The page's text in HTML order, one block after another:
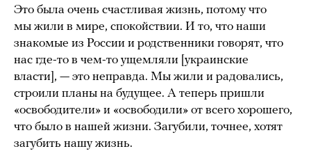
Это была очень счастливая жизнь, потому что
мы жили в мире, спокойствии. И то, что наши
знакомые из России и родственники говорят, что
нас где-то в чем-то ущемляли [украинские
власти], — это неправда. Мы жили и радовались,
строили планы на будущее. А теперь пришли
«освободители» и «освободили» от всего хорошего,
что было в нашей жизни. Загубили, точнее, хотят
загубить нашу жизнь.